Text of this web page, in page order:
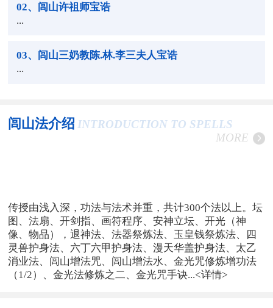
02、闾山许祖师宝诰
...
03、闾山三奶教陈.林.李三夫人宝诰
...
闾山法介绍 INTRODUCTION TO SPELLS
MORE
传授由浅入深，功法与法术并重，共计300个法以上。坛
图、法扇、开剑指、画符程序、安神立坛、开光（神
像、物品），退神法、法器祭炼法、玉皇钱祭炼法、四
灵兽护身法、六丁六甲护身法、漫天华盖护身法、太乙
消业法、闾山增法咒、闾山增法水、金光咒修炼增功法
（1/2）、金光法修炼之二、金光咒手诀...<详情>